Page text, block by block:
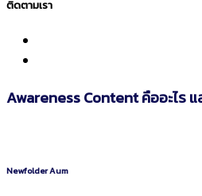
ติดตามเรา
Awareness Content คืออะไร
Newfolder Aum